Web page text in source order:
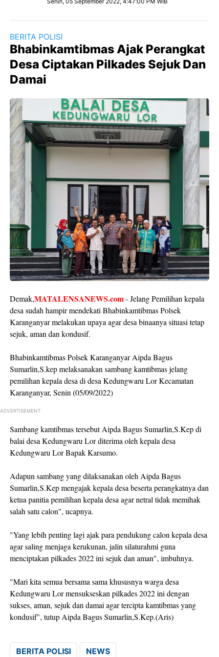
BERITA POLISI
Bhabinkamtibmas Ajak Perangkat
Desa Ciptakan Pilkades Sejuk Dan
Damai
Demak,MATALENSANEWS.com- Jelang Pemilihan kepala
desa sudah hampir mendekati Bhabinkamtibmas Polsek
Karanganyar melakukan upaya agar desa binaanya situasi tetap
sejuk, aman dan kondusif.
Bhabinkamtibmas Polsek Karanganyar Aipda Bagus
Sumarlin,S.kep melaksanakan sambang kamtibmas jelang
pemilihan kepala desa di desa Kedungwaru Lor Kecamatan
Karanganyar, Senin (05/09/2022)
ADVERTISEMENT
Sambang kamtibmas tersebut Aipda Bagus Sumarlin,S.Kep di
balai desa Kedungwaru Lor diterima oleh kepala desa
Kedungwaru Lor Bapak Karsumo.
Adapun sambang yang dilaksanakan oleh Aipda Bagus
Sumarlin,S.Kep mengajak kepala desa beserta perangkatnya dan
ketua panitia pemilihan kepala desa agar netral tidak memihak
salah satu calon", ucapnya.
"Yang lebih penting lagi ajak para pendukung calon kepala desa
agar saling menjaga kerukunan, jalin silaturahmi guna
menciptakan pilkades 2022 ini sejuk dan aman", imbuhnya.
"Mari kita semua bersama sama khususnya warga desa
Kedungwaru Lor mensukseskan pilkades 2022 ini dengan
sukses, aman, sejuk dan damai agar tercipta kamtibmas yang
kondusif", tutup Aipda Bagus Sumarlin,S.Kep.(Aris)
BERITA POLISI NEWS